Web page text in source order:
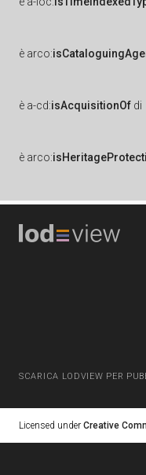
è arco:
è a-cd:isAcquisitionOf di
è arco:
SCARICA LODVIEW PER
Licensed under Creative